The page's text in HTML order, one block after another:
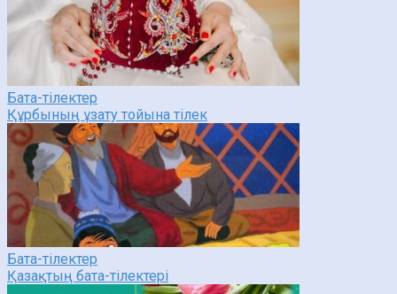
Бата-тілектер
Құрбының ұзату тойына тілек
Бата-тілектер
Қазақтың бата-тілектері